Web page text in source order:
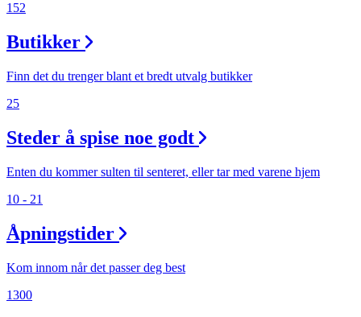
152
Butikker
Finn det du trenger blant et bredt utvalg butikker
25
Steder å spise noe godt
Enten du kommer sulten til senteret, eller tar med varene hjem
10 - 21
Åpningstider
Kom innom når det passer deg best
1300